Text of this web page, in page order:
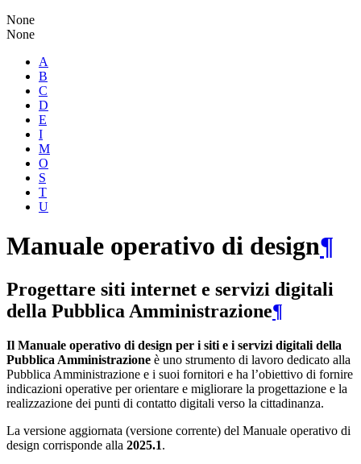
None
None
A
B
C
D
E
I
M
O
S
T
U
Manuale operativo di design¶
Progettare siti internet e servizi digitali
della Pubblica Amministrazione¶
Il Manuale operativo di design per i siti e i servizi digitali della
Pubblica Amministrazione è uno strumento di lavoro dedicato alla
Pubblica Amministrazione e i suoi fornitori e ha l’obiettivo di fornire
indicazioni operative per orientare e migliorare la progettazione e la
realizzazione dei punti di contatto digitali verso la cittadinanza.
La versione aggiornata (versione corrente) del Manuale operativo di
design corrisponde alla 2025.1.